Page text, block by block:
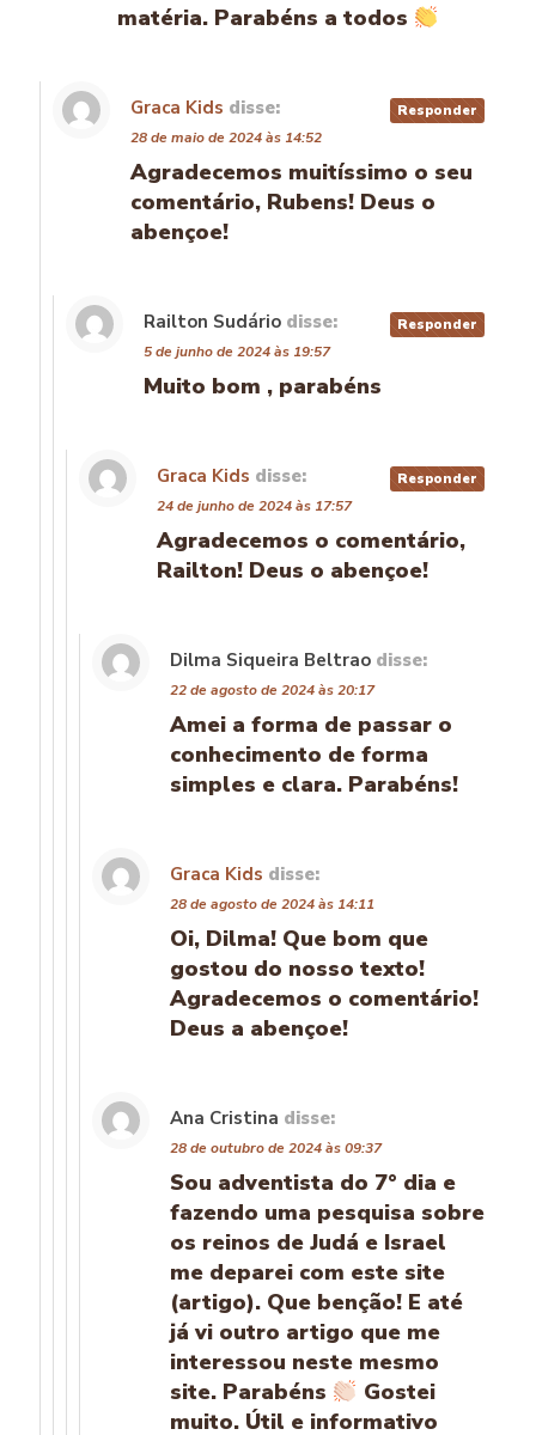
matéria. Parabéns a todos
Graca Kids disse:
28 de maio de 2024 às 14:52
Agradecemos muitíssimo o seu
comentário, Rubens! Deus o
abençoe!
Responder
Railton Sudário disse:
5 de junho de 2024 às 19:57
Muito bom , parabéns
Responder
Graca Kids disse:
24 de junho de 2024 às 17:57
Agradecemos o comentário,
Railton! Deus o abençoe!
Responder
Dilma Siqueira Beltrao disse:
22 de agosto de 2024 às 20:17
Amei a forma de passar o
conhecimento de forma
simples e clara. Parabéns!
Graca Kids disse:
28 de agosto de 2024 às 14:11
Oi, Dilma! Que bom que
gostou do nosso texto!
Agradecemos o comentário!
Deus a abençoe!
Ana Cristina disse:
28 de outubro de 2024 às 09:37
Sou adventista do 7° dia e
fazendo uma pesquisa sobre
os reinos de Judá e Israel
me deparei com este site
(artigo). Que benção! E até
já vi outro artigo que me
interessou neste mesmo
site. Parabéns
Gostei
muito. Útil e informativo